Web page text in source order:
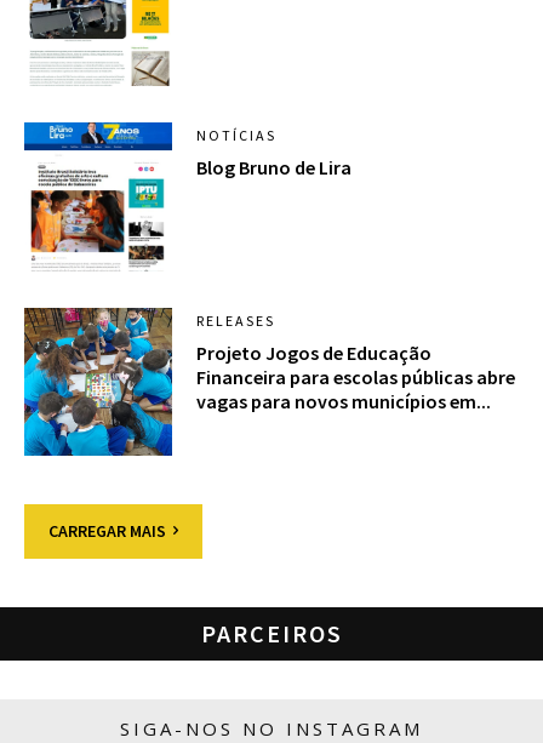
NOTÍCIAS
Blog Bruno de Lira
RELEASES
Projeto Jogos de Educação
Financeira para escolas públicas abre
vagas para novos municípios em...
CARREGAR MAIS
PARCEIROS
SIGA-NOS NO INSTAGRAM